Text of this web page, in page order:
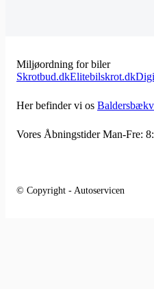
Miljøordning for biler
Skrotbud.dkElitebilskrot.dk
Her befinder vi os
Vores Åbningstider Man-Fre:
© Copyright - Autoservicen